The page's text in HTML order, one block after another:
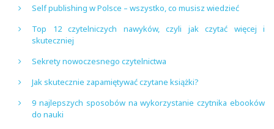
Self publishing w Polsce – wszystko, co musisz wiedzieć
Top 12 czytelniczych nawyków, czyli jak czytać więcej i
skuteczniej
Sekrety nowoczesnego czytelnictwa
Jak skutecznie zapamiętywać czytane książki?
9 najlepszych sposobów na wykorzystanie czytnika ebooków
do nauki